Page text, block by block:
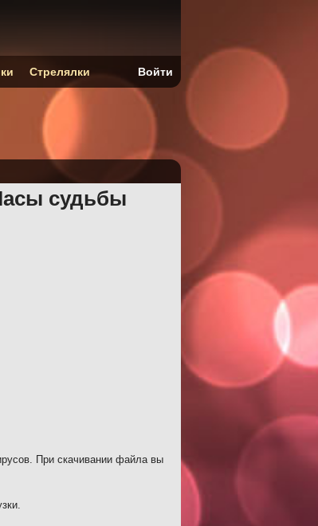
судьбы
При скачивании файла вы
Стрелялки Войти